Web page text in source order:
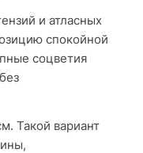
и атласных
спокойной
соцветия
Такой вариант